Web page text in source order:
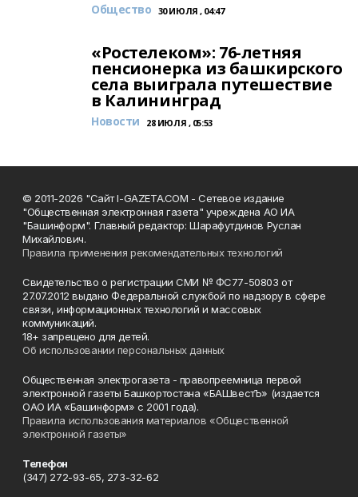
Общество 30 ИЮЛЯ , 04:47
«Ростелеком»: 76-летняя
пенсионерка из башкирского
села выиграла путешествие
в Калининград
Новости 28 ИЮЛЯ , 05:53
© 2011-2026 "Сайт I-GAZETA.COM - Сетевое издание
"Общественная электронная газета" учреждена АО ИА
"Башинформ". Главный редактор: Шарафутдинов Руслан
Михайлович.
Правила применения рекомендательных технологий
Свидетельство о регистрации СМИ № ФС77-50803 от
27.07.2012 выдано Федеральной службой по надзору в сфере
связи, информационных технологий и массовых
коммуникаций.
18+ запрещено для детей.
Об использовании персональных данных
Общественная электрогазета - правопреемница первой
электронной газеты Башкортостана «БАШвестЪ» (издается
ОАО ИА «Башинформ» с 2001 года).
Правила использования материалов «Общественной
электронной газеты»
Телефон
(347) 272-93-65, 273-32-62